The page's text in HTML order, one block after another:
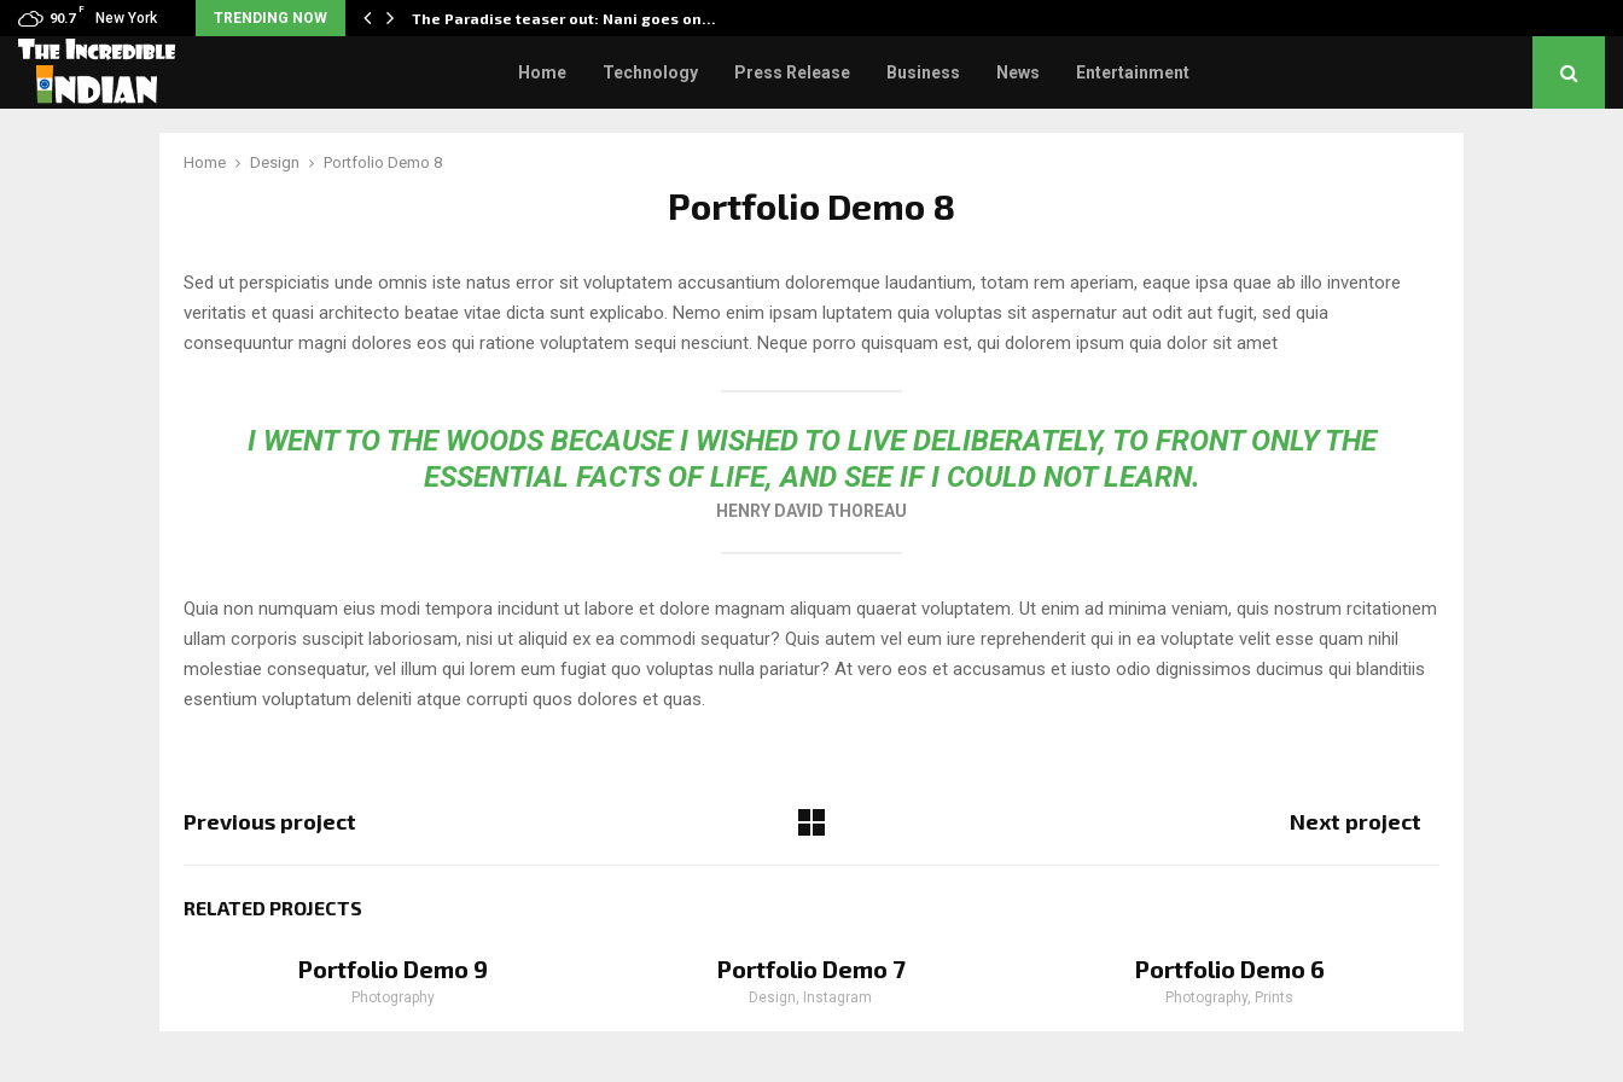
90.7
F
New York TRENDING NOW
wedding photos as she… The Paradise teaser out: Nani goes on…
Home Technology Press Release Business News Entertainment
Home Design Portfolio Demo 8
Portfolio Demo 8
Sed ut perspiciatis unde omnis iste natus error sit voluptatem accusantium doloremque laudantium, totam rem aperiam, eaque ipsa quae ab illo inventore
veritatis et quasi architecto beatae vitae dicta sunt explicabo. Nemo enim ipsam luptatem quia voluptas sit aspernatur aut odit aut fugit, sed quia
consequuntur magni dolores eos qui ratione voluptatem sequi nesciunt. Neque porro quisquam est, qui dolorem ipsum quia dolor sit amet
I WENT TO THE WOODS BECAUSE I WISHED TO LIVE DELIBERATELY, TO FRONT ONLY THE
ESSENTIAL FACTS OF LIFE, AND SEE IF I COULD NOT LEARN.
HENRY DAVID THOREAU
Quia non numquam eius modi tempora incidunt ut labore et dolore magnam aliquam quaerat voluptatem. Ut enim ad minima veniam, quis nostrum rcitationem
ullam corporis suscipit laboriosam, nisi ut aliquid ex ea commodi sequatur? Quis autem vel eum iure reprehenderit qui in ea voluptate velit esse quam nihil
molestiae consequatur, vel illum qui lorem eum fugiat quo voluptas nulla pariatur? At vero eos et accusamus et iusto odio dignissimos ducimus qui blanditiis
esentium voluptatum deleniti atque corrupti quos dolores et quas.
Previous project Next project
RELATED PROJECTS
Portfolio Demo 9
Photography
Portfolio Demo 7
Design, Instagram
Portfolio Demo 6
Photography, Prints